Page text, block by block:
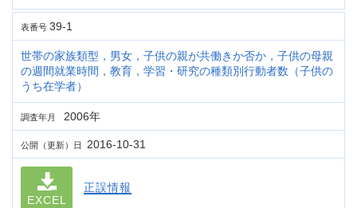
表番号 39-1
世帯の家族類型，男女，子供の親が共働きか否か，子供の母親
の週間就業時間，教育，学習・研究の種類別行動者数（子供の
うち在学者）
調査年月 2006年
公開（更新）日 2016-10-31
EXCEL
正誤情報